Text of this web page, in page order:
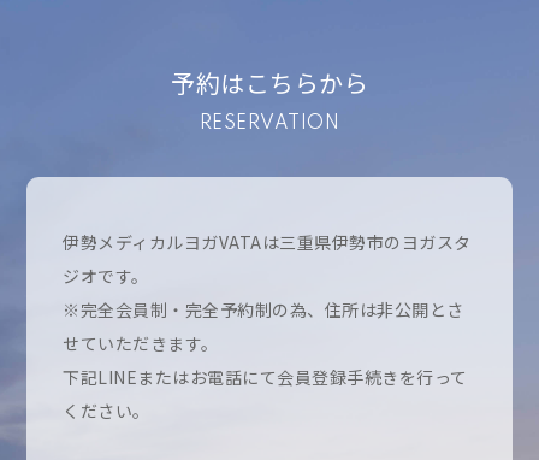
予約はこちらから
RESERVATION
伊勢メディカルヨガVATAは三重県伊勢市のヨガスタ
ジオです。
※完全会員制・完全予約制の為、住所は非公開とさ
せていただきます。
下記LINEまたはお電話にて会員登録手続きを行って
ください。